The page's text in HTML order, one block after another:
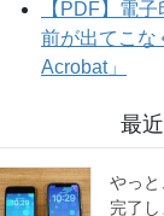
最
やっ
完了し